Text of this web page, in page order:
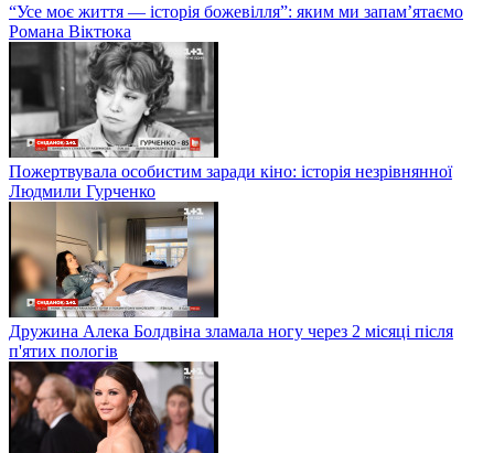
“Усе моє життя — історія божевілля”: яким ми запам’ятаємо
Романа Віктюка
Пожертвувала особистим заради кіно: історія незрівнянної
Людмили Гурченко
Дружина Алека Болдвіна зламала ногу через 2 місяці після
п'ятих пологів